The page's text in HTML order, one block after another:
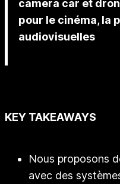
camera car et
pour le cinéma, la
audiovisuelles
KEY TAKEAWAYS
Nous proposons
avec des